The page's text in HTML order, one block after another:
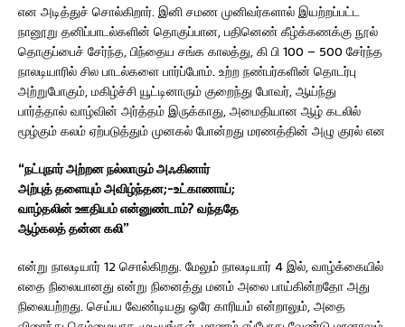
என அடித்துச் சொல்கிறார். இனி சமண முனிவர்களால் இயற்றப்பட்ட
நானூறு தனிப்பாடல்களின் தொகுப்பான, பதினெண் கீழ்க்கணக்கு நூல்
தொகுப்பைச் சேர்ந்த, பிந்தைய சங்க காலத்து, கி பி 100 – 500 சேர்ந்த
நாலடியாரில் சில பாடல்களை பார்ப்போம். உற்ற நண்பர்களின் தொடர்பு
அற்றுபோகும், மகிழ்ச்சி யூட்டினாரும் குறைந்து போவர், ஆய்ந்து
பார்த்தால் வாழ்வின் அர்த்தம் இருக்காது, அமைதியான ஆழ் கடலில்
மூழ்கும் கலம் ஏற்படுத்தும் முனகல் போன்றது மரணத்தின் அழு குரல் என
“நட்புநார் அற்றன நல்லாரும் அஃகினார்
அற்புத் தளையும் அவிழ்ந்தன;-உட்காணாய்;
வாழ்தலின் ஊதியம் என்னுண்டாம்? வந்ததே
ஆழ்கலத் தன்ன கலி”
என்று நாலடியார் 12 சொல்கிறது. மேலும் நாலடியார் 4 இல், வாழ்க்கையில்
எதை நிலையானது என்று நினைத்து மனம் அலை பாய்கின்றதோ அது
நிலையற்றது. செய்ய வேண்டியது ஒரே காரியம் என்றாலும், அதை